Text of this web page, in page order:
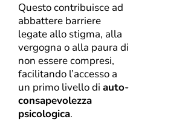
Questo contribuisce ad
abbattere barriere
legate allo stigma, alla
vergogna o alla paura di
non essere compresi,
facilitando l’accesso a
un primo livello di auto-
consapevolezza
psicologica.